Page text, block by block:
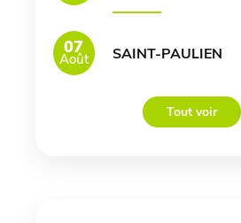
07
Août SAINT-PAULIEN
Tout voir